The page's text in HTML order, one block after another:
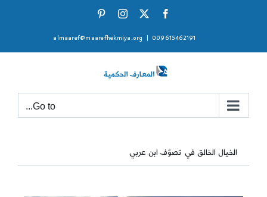
Facebook
X
Instagram
009615462191
almaaref@maarefhekmiya.org
Go to...
الخيال الخالق في تصوّف ابن عربي